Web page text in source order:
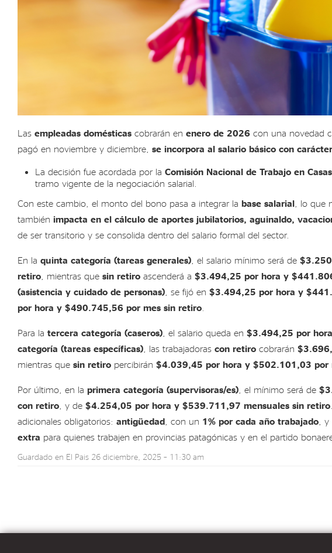
Las empleadas domésticas cobrarán en enero de 2026 con una novedad
pagó en noviembre y diciembre, se incorpora al salario básico con
La decisión fue acordada por la Comisión Nacional de Trabajo en
tramo vigente de la negociación salarial.
Con este cambio, el monto del bono pasa a integrar la base salarial , lo que
también impacta en el cálculo de aportes jubilatorios, aguinaldo,
de ser transitorio y se consolida dentro del salario formal del sector.
En la quinta categoría (tareas generales) , el salario mínimo será de
retiro , mientras que sin retiro ascenderá a $3.494,25 por hora y
(asistencia y cuidado de personas) , se fijó en $3.494,25 por hora y
por hora y $490.745,56 por mes sin retiro
Para la tercera categoría (caseros) , el salario queda en $3.494,25 por
categoría (tareas específicas) , las trabajadoras con retiro cobrarán
mientras que sin retiro percibirán $4.039,45 por hora y $502.101,03 por
Por último, en la primera categoría (supervisoras/es) , el mínimo será de
con retiro , y de $4.254,05 por hora y $539.711,97 mensuales sin retiro
adicionales obligatorios: antigüedad , con un 1% por cada año trabajado , y
extra para quienes trabajen en provincias patagónicas y en el partido
Guardado en El Pais 26 diciembre, 2025 – 11:30 am